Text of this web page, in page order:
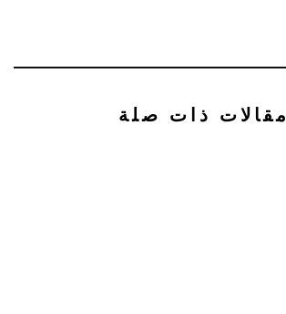
مقالات ذات صلة